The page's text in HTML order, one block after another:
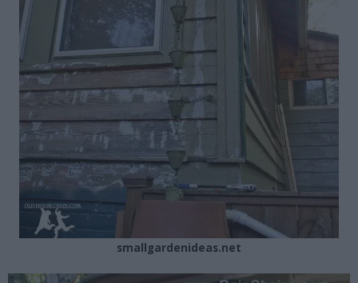
smallgardenideas.net